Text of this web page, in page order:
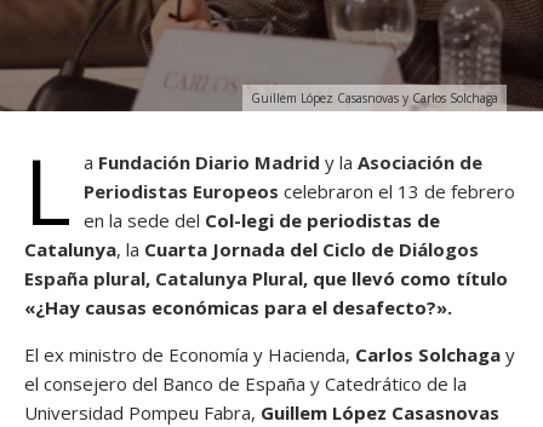
Guillem López Casasnovas y Carlos Solchaga
L a Fundación Diario Madrid y la Asociación de
Periodistas Europeos celebraron el 13 de febrero
en la sede del Col-legi de periodistas de
Catalunya, la Cuarta Jornada del Ciclo de Diálogos
España plural, Catalunya Plural, que llevó como título
«¿Hay causas económicas para el desafecto?».
El ex ministro de Economía y Hacienda, Carlos Solchaga y
el consejero del Banco de España y Catedrático de la
Universidad Pompeu Fabra, Guillem López Casasnovas